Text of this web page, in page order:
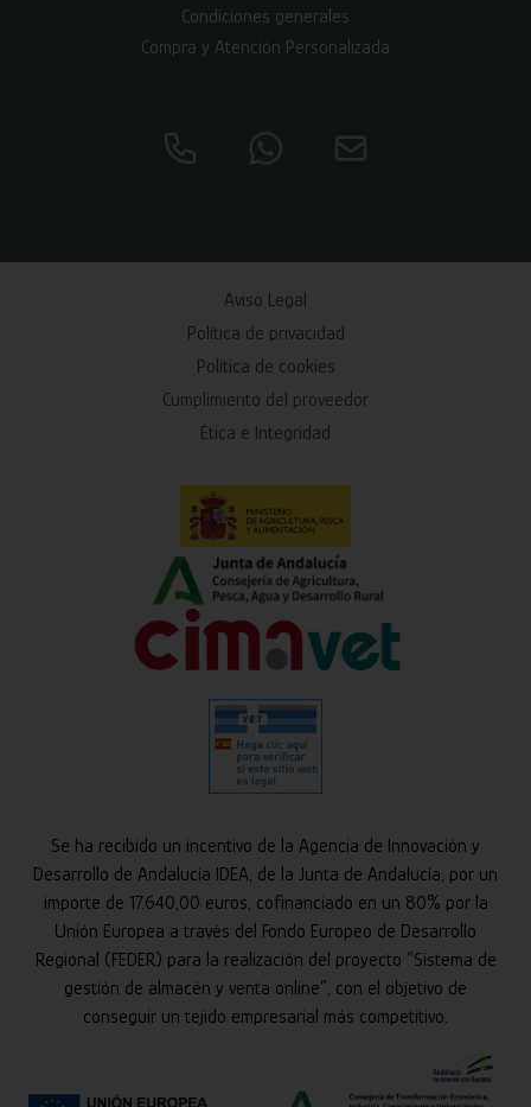
Condiciones generales
Compra y Atención Personalizada
Aviso Legal
Política de privacidad
Política de cookies
Cumplimiento del proveedor
Ética e Integridad
Se ha recibido un incentivo de la Agencia de Innovación y
Desarrollo de Andalucía IDEA, de la Junta de Andalucía, por un
importe de 17.640,00 euros, cofinanciado en un 80% por la
Unión Europea a través del Fondo Europeo de Desarrollo
Regional (FEDER) para la realización del proyecto “Sistema de
gestión de almacén y venta online”, con el objetivo de
conseguir un tejido empresarial más competitivo.